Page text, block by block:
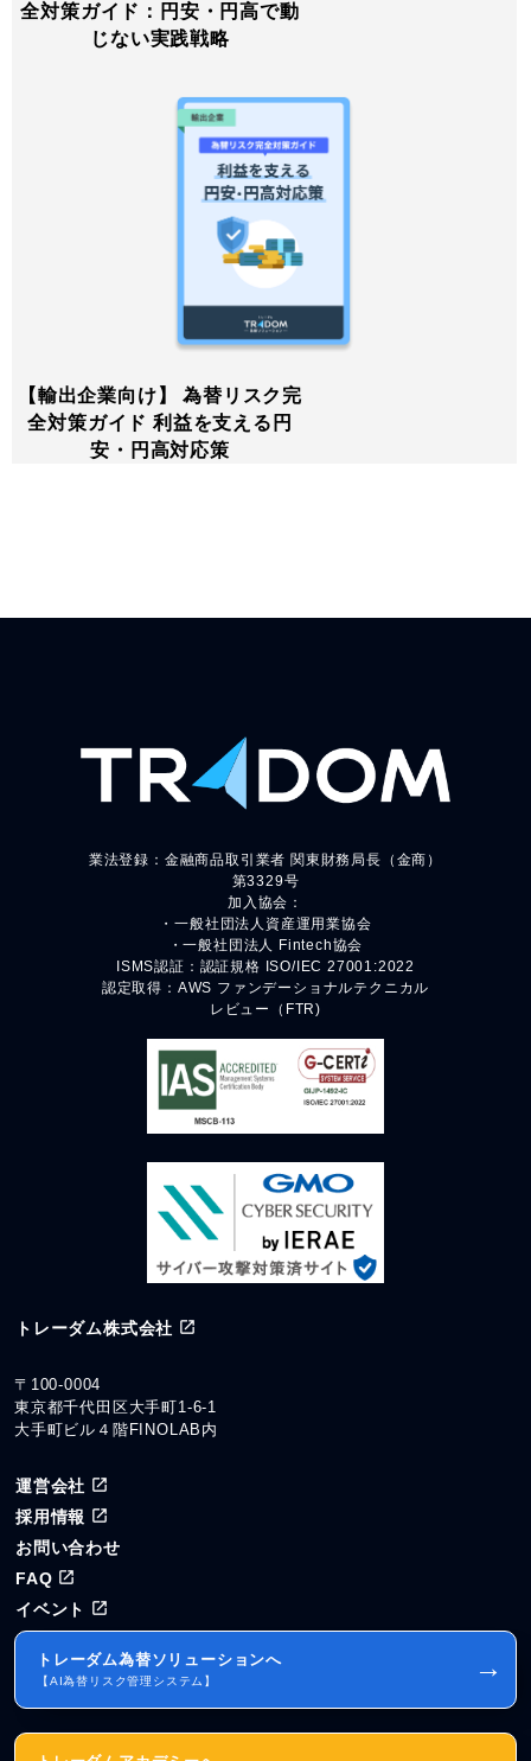
全対策ガイド：円安・円高で動
じない実践戦略
【輸出企業向け】 為替リスク完
全対策ガイド 利益を支える円
安・円高対応策
業法登録：金融商品取引業者 関東財務局長（金商）
第3329号
加入協会：
・一般社団法人資産運用業協会
・一般社団法人 Fintech協会
ISMS認証：認証規格 ISO/IEC 27001:2022
認定取得：AWS ファンデーショナルテクニカル
レビュー（FTR)
トレーダム株式会社
〒100-0004
東京都千代田区大手町1-6-1
大手町ビル４階FINOLAB内
運営会社
採用情報
お問い合わせ
FAQ
イベント
トレーダム為替ソリューションへ
【AI為替リスク管理システム】 →